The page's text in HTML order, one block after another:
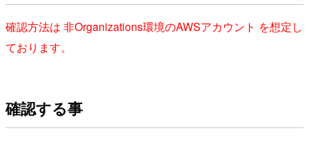
確認方法は 非Organizations環境のAWSアカウント を想定し
ております。
確認する事